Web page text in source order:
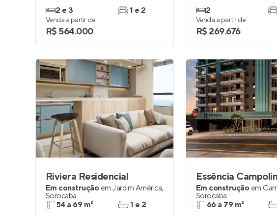
2 e 3
1 e 2
Venda a partir de
R$ 564.000
2
Venda a partir de
R$ 269.676
Riviera Residencial
Em construção em Jardim América,
Sorocaba
54 a 69 m²
1 e 2
Essência
Em construção em
Sorocaba
66 a 79 m²